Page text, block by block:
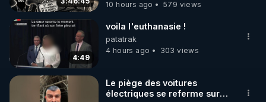
🌱 VIDÉOS NON CENSURÉES SUR ODYSEE
Toutes les vidéos Youtube sont aussi sur la
http://rgnr.li/odysee
🌱 LES STAGES EN PRÉSENTIEL
10 hours ago
579 views
4:49
voila l'euthanasie !
patatrak
4 hours ago
303 views
Le piège des voitures
électriques se referme sur